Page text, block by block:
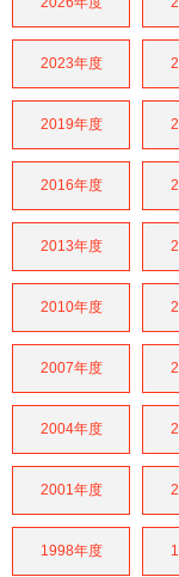
2023年度
2019年度
2016年度
2013年度
2010年度
2007年度
2004年度
2001年度
1998年度